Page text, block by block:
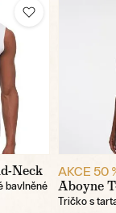
Neck
bavlněné
AKCE 50
Aboyne
Tričko s